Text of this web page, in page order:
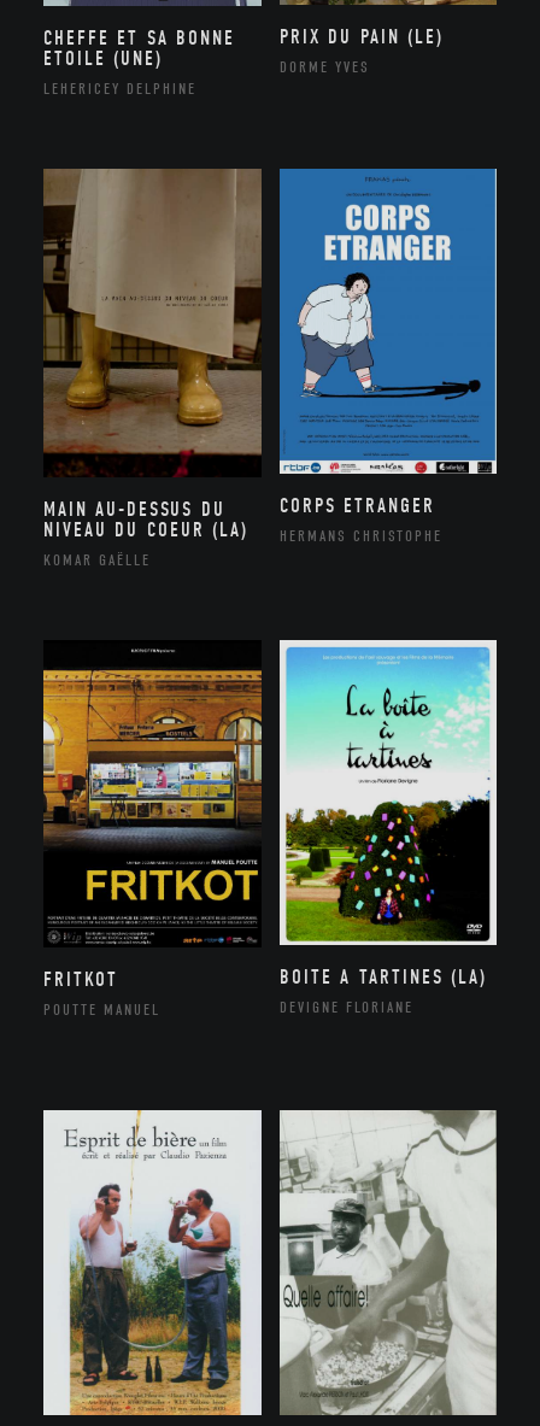
CHEFFE ET SA BONNE
ETOILE (UNE)
LEHERICEY DELPHINE
PRIX DU PAIN (LE)
DORME YVES
MAIN AU-DESSUS DU
NIVEAU DU COEUR (LA)
KOMAR GAËLLE
CORPS ETRANGER
HERMANS CHRISTOPHE
FRITKOT
POUTTE MANUEL
BOITE A TARTINES (LA)
DEVIGNE FLORIANE